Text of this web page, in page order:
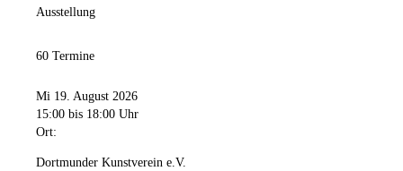
Ausstellung
60 Termine
Mi 19. August 2026
15:00 bis 18:00 Uhr
Ort:
Dortmunder Kunstverein e.V.